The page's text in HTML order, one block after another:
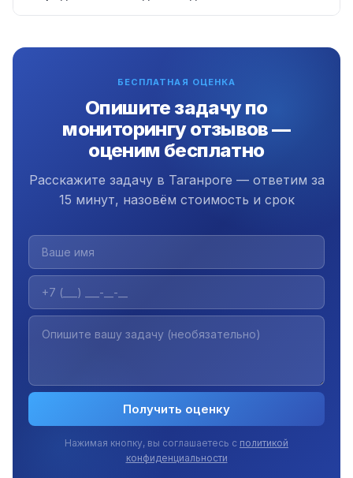
документацию и инструкцию. Плюс 3 месяца
БЕСПЛАТНАЯ ОЦЕНКА
Опишите задачу по
мониторингу отзывов —
оценим бесплатно
Расскажите задачу в Таганроге — ответим за
15 минут, назовём стоимость и срок
Получить оценку
Нажимая кнопку, вы соглашаетесь с политикой
конфиденциальности